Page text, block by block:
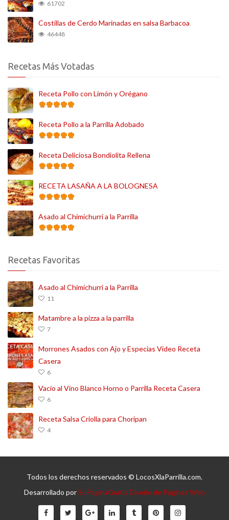
61702
Costillas de Cerdo Marinadas en salsa Barbacoa
46448
Recetas Más Votadas
Receta Pollo con Limón y Orégano
Receta Pollo a la Parrilla Adobado
Receta Deliciosa Bondiolita Rellena
RECETA LASAÑA A LA BOLOGNESA
Asado al Chimichurri a la Parrilla
Recetas Favoritas
Asado al Chimichurri a la Parrilla
11
Matambre a la pizza a la parrilla
7
Morrones Asados con Ajo y Especias Video Receta
Casera
6
Vacío al Vino Blanco Horno o Parrilla Receta Casera
6
Receta Salsa Criolla para Choripan
4
Todos los derechos reservados © LocosXlaParrilla.com.
Desarrollado porSuPaginaGratis Diseño de Páginas Web